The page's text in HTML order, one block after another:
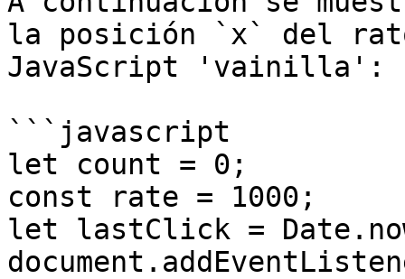
la posición `x` del
JavaScript 'vainilla':
```javascript
let count = 0;
const rate = 1000;
let lastClick =